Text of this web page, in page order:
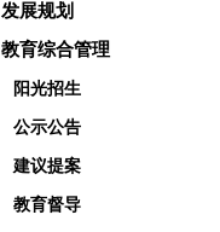
发展规划
教育综合管理
阳光招生
公示公告
建议提案
教育督导